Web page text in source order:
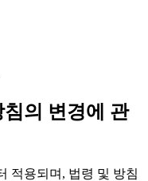
의 변경에 관
적용되며, 법령 및 방침